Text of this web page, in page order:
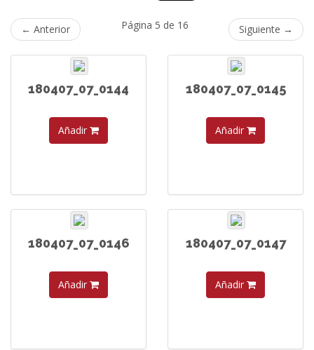
← Anterior Página 5 de 16 Siguiente →
180407_07_0144
Añadir
180407_07_0145
Añadir
180407_07_0146
Añadir
180407_07_0147
Añadir